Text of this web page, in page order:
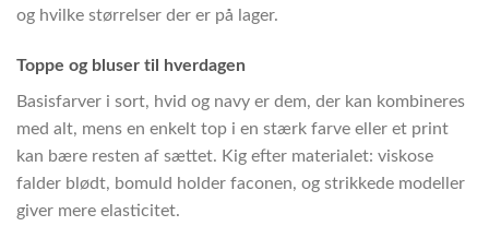
og hvilke størrelser der er på lager.
Toppe og bluser til hverdagen
Basisfarver i sort, hvid og navy er dem, der kan kombineres
med alt, mens en enkelt top i en stærk farve eller et print
kan bære resten af sættet. Kig efter materialet: viskose
falder blødt, bomuld holder faconen, og strikkede modeller
giver mere elasticitet.